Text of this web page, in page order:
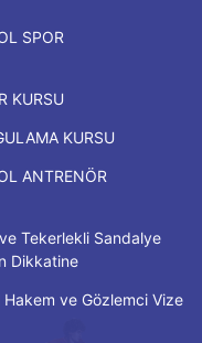
SPOR
KURSU
KURSU
ANTRENÖR
Tekerlekli Sandalye
Dikkatine
ve Gözlemci Vize